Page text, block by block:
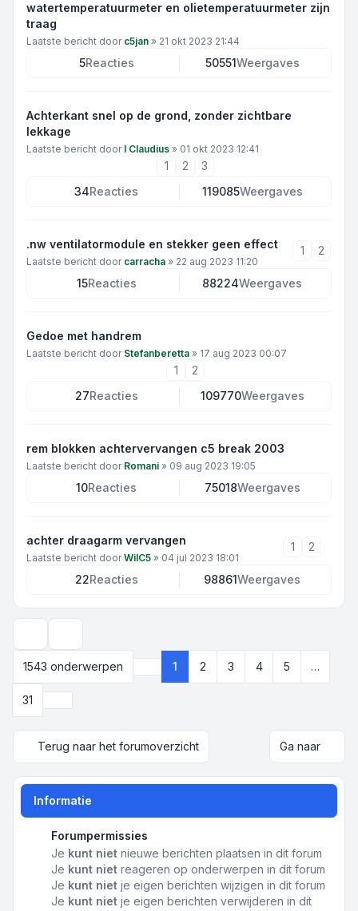
watertemperatuurmeter en olietemperatuurmeter zijn
traag
Laatste bericht door c5jan » 21 okt 2023 21:44
5Reacties 50551Weergaves
Achterkant snel op de grond, zonder zichtbare
lekkage
Laatste bericht door I Claudius » 01 okt 2023 12:41
1 2
3
34Reacties 119085Weergaves
.nw ventilatormodule en stekker geen effect
Laatste bericht door carracha » 22 aug 2023 11:20
1 2
15Reacties 88224Weergaves
Gedoe met handrem
Laatste bericht door Stefanberetta » 17 aug 2023 00:07
1
2
27Reacties 109770Weergaves
rem blokken achtervervangen c5 break 2003
Laatste bericht door Romani » 09 aug 2023 19:05
10Reacties 75018Weergaves
achter draagarm vervangen
Laatste bericht doorWilC5 » 04 jul 2023 18:01
1 2
22Reacties 98861Weergaves
1543 onderwerpen
Pagina van
1 2 3 4 5 …
31
Terug naar het forumoverzicht Ga naar
Informatie
Forumpermissies
Je kunt nietnieuwe berichten plaatsen in dit forum
Je kunt nietreageren op onderwerpen in dit forum
Je kunt nietje eigen berichten wijzigen in dit forum
Je kunt nietje eigen berichten verwijderen in dit